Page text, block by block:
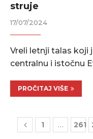
struje
17/07/2024
Vreli letnji talas koji
centralnu i istočnu
PROČITAJ VIŠE
1 … 261